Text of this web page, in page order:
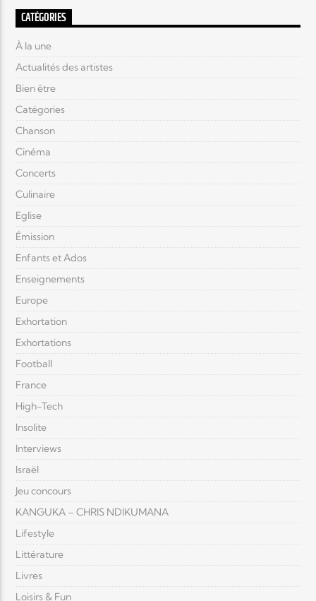
CATÉGORIES
À la une
Actualités des artistes
Bien être
Catégories
Chanson
Cinéma
Concerts
Culinaire
Eglise
Émission
Enfants et Ados
Enseignements
Europe
Exhortation
Exhortations
Football
France
High-Tech
Insolite
Interviews
Israël
Jeu concours
KANGUKA – CHRIS NDIKUMANA
Lifestyle
Littérature
Livres
Loisirs & Fun